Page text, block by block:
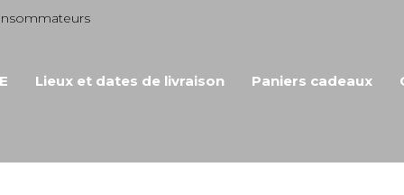
Lieux et dates de livraison Paniers cadeaux